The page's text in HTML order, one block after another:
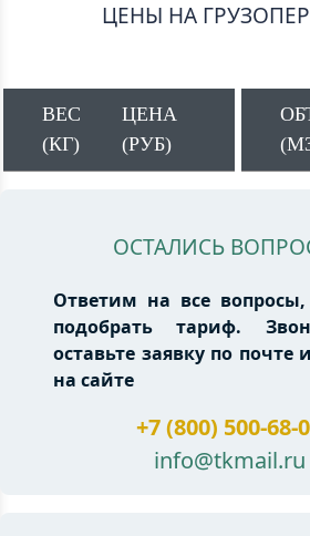
ЦЕНЫ НА
ВЕС
(КГ)
ЦЕНА
(РУБ)
ОСТАЛИСЬ
Ответим на все
подобрать тариф.
оставьте заявку по
на сайте
+7 (800) 500-68-
info@tkmail.ru